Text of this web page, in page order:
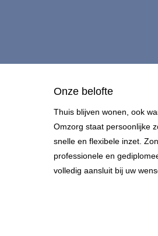
Onze belofte
Thuis blijven wonen, ook
Omzorg staat persoonlijke
snelle en flexibele inzet.
professionele en
volledig aansluit bij uw